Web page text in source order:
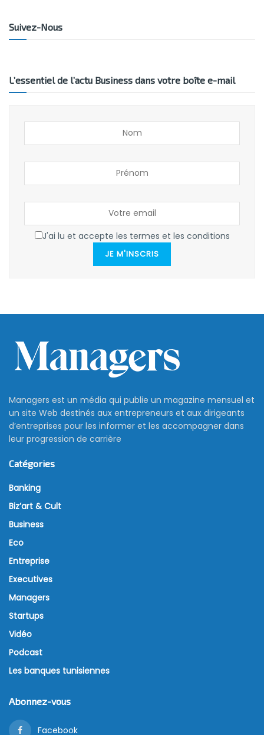
Suivez-Nous
L’essentiel de l’actu Business dans votre boîte e-mail
J'ai lu et accepte les termes et les conditions
JE M'INSCRIS
Managers est un média qui publie un magazine mensuel et
un site Web destinés aux entrepreneurs et aux dirigeants
d’entreprises pour les informer et les accompagner dans
leur progression de carrière
Catégories
Banking
Biz’art & Cult
Business
Eco
Entreprise
Executives
Managers
Startups
Vidéo
Podcast
Les banques tunisiennes
Abonnez-vous
Facebook